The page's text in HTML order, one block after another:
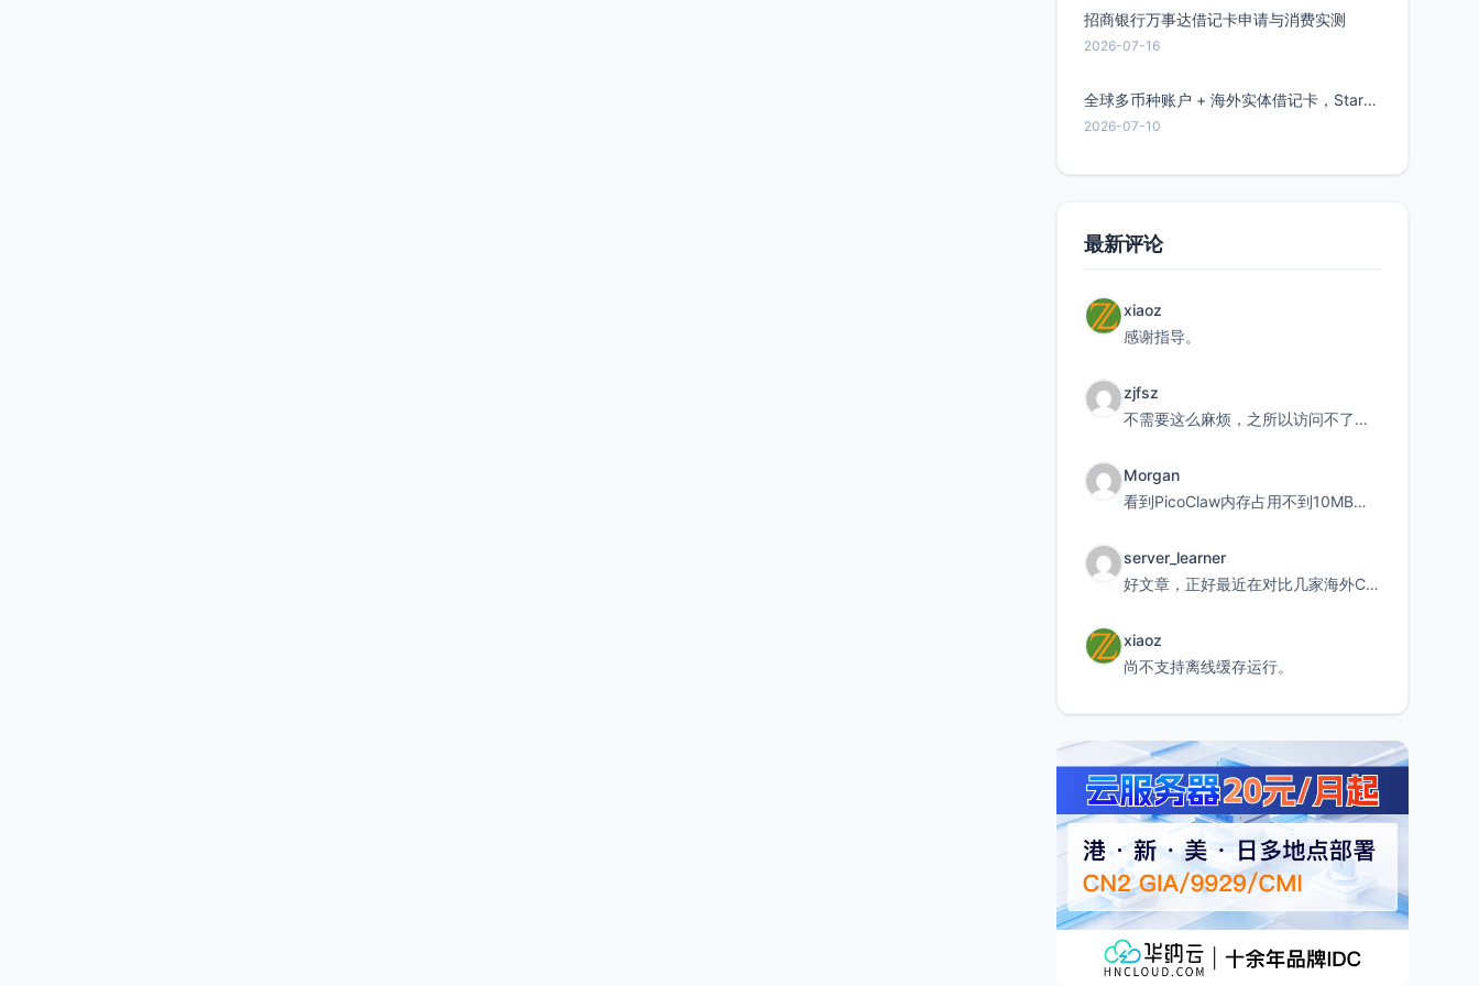
招商银行万事达借记卡申请与消费实测
2026-07-16
全球多币种账户 + 海外实体借记卡，Starryblu开户教程与注意事项
2026-07-10
最新评论
xiaoz
感谢指导。
zjfsz
不需要这么麻烦，之所以访问不了，是由于非对称路由的问题，在爱快主路由添加一条静态路由192.168.
Morgan
看到PicoClaw内存占用不到10MB这个数据真的很惊喜，确实很适合我这种想用旧设备折腾AI的小白
server_learner
好文章，正好最近在对比几家海外CDN。文中提到CF免费版不支持自定义回源端口和HOST这个痛点太真实
xiaoz
尚不支持离线缓存运行。